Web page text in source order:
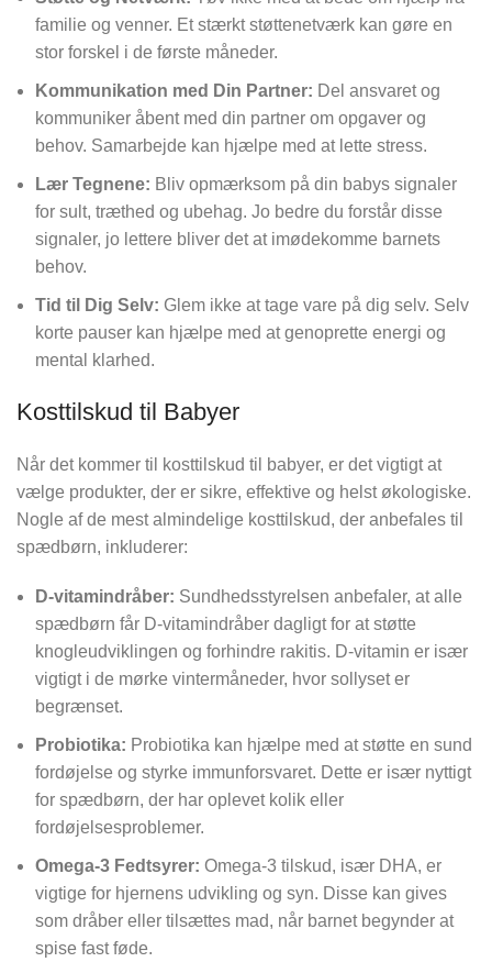
familie og venner. Et stærkt støttenetværk kan gøre en
stor forskel i de første måneder.
Kommunikation med Din Partner: Del ansvaret og
kommuniker åbent med din partner om opgaver og
behov. Samarbejde kan hjælpe med at lette stress.
Lær Tegnene: Bliv opmærksom på din babys signaler
for sult, træthed og ubehag. Jo bedre du forstår disse
signaler, jo lettere bliver det at imødekomme barnets
behov.
Tid til Dig Selv: Glem ikke at tage vare på dig selv. Selv
korte pauser kan hjælpe med at genoprette energi og
mental klarhed.
Kosttilskud til Babyer
Når det kommer til kosttilskud til babyer, er det vigtigt at
vælge produkter, der er sikre, effektive og helst økologiske.
Nogle af de mest almindelige kosttilskud, der anbefales til
spædbørn, inkluderer:
D-vitamindråber: Sundhedsstyrelsen anbefaler, at alle
spædbørn får D-vitamindråber dagligt for at støtte
knogleudviklingen og forhindre rakitis. D-vitamin er især
vigtigt i de mørke vintermåneder, hvor sollyset er
begrænset.
Probiotika: Probiotika kan hjælpe med at støtte en sund
fordøjelse og styrke immunforsvaret. Dette er især nyttigt
for spædbørn, der har oplevet kolik eller
fordøjelsesproblemer.
Omega-3 Fedtsyrer: Omega-3 tilskud, især DHA, er
vigtige for hjernens udvikling og syn. Disse kan gives
som dråber eller tilsættes mad, når barnet begynder at
spise fast føde.